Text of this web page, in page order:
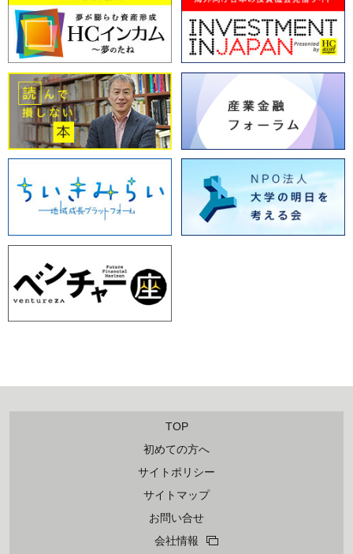
TOP
初めての方へ
サイトポリシー
サイトマップ
お問い合せ
会社情報